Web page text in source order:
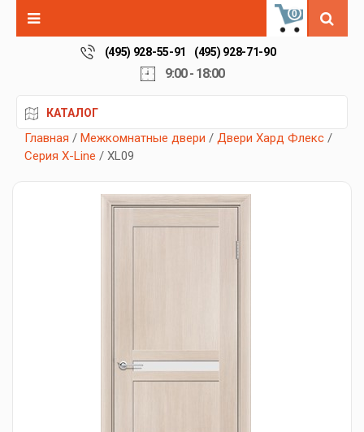
0
(495) 928-55-91 (495) 928-71-90
9:00 - 18:00
КАТАЛОГ
Главная / Межкомнатные двери / Двери Хард Флекс /
Серия X-Line / XL09